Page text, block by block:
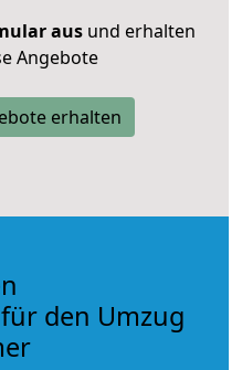
ausund erhalten
Angebote
erhalten
den Umzug